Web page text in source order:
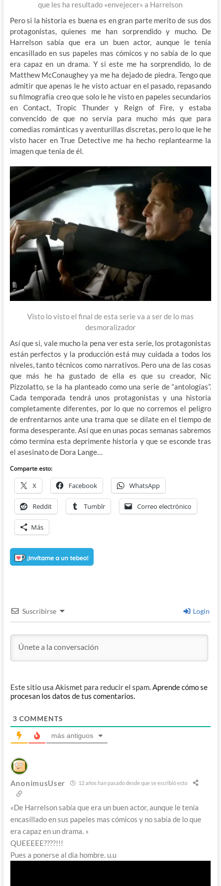
que les ha resultado «envejecer» a Harrelson
Pero si la historia es buena es en gran parte merito de sus dos
protagonistas, quienes me han sorprendido y mucho. De
Harrelson sabía que era un buen actor, aunque le tenía
encasillado en sus papeles mas cómicos y no sabía de lo que
era capaz en un drama. Y si este me ha sorprendido, lo de
Matthew McConaughey ya me ha dejado de piedra. Tengo que
admitir que apenas le he visto actuar en el pasado, repasando
su filmografía creo que solo le he visto en papeles secundarios
en Contact, Tropic Thunder y Reign of Fire, y estaba
convencido de que no servía para mucho más que para
comedias románticas y aventurillas discretas, pero lo que le he
visto hacer en True Detective me ha hecho replantearme la
imagen que tenia de él.
Visto lo visto el final de esta serie va a ser de lo mas
desmoralizador
Así que si, vale mucho la pena ver esta serie, los protagonistas
están perfectos y la producción está muy cuidada a todos los
niveles, tanto técnicos como narrativos. Pero una de las cosas
que más he ha gustado de ella es que su creador, Nic
Pizzolatto, se la ha planteado como una serie de “antologías”.
Cada temporada tendrá unos protagonistas y una historia
completamente diferentes, por lo que no corremos el peligro
de enfrentarnos ante una trama que se dilate en el tiempo de
forma desesperante. Así que en unas pocas semanas sabremos
cómo termina esta deprimente historia y que se esconde tras
el asesinato de Dora Lange…
Comparte esto:
X Facebook WhatsApp
Reddit Tumblr Correo electrónico
Más
Suscribirse Login
Este sitio usa Akismet para reducir el spam.Aprende cómo se
procesan los datos de tus comentarios.
3 COMMENTS
más antiguos
AnonimusUser 12 años han pasado desde que se escribió esto
«De Harrelson sabía que era un buen actor, aunque le tenía
encasillado en sus papeles mas cómicos y no sabía de lo que
era capaz en un drama. »
QUEEEEE????!!!
Pues a ponerse al dia hombre. u.u